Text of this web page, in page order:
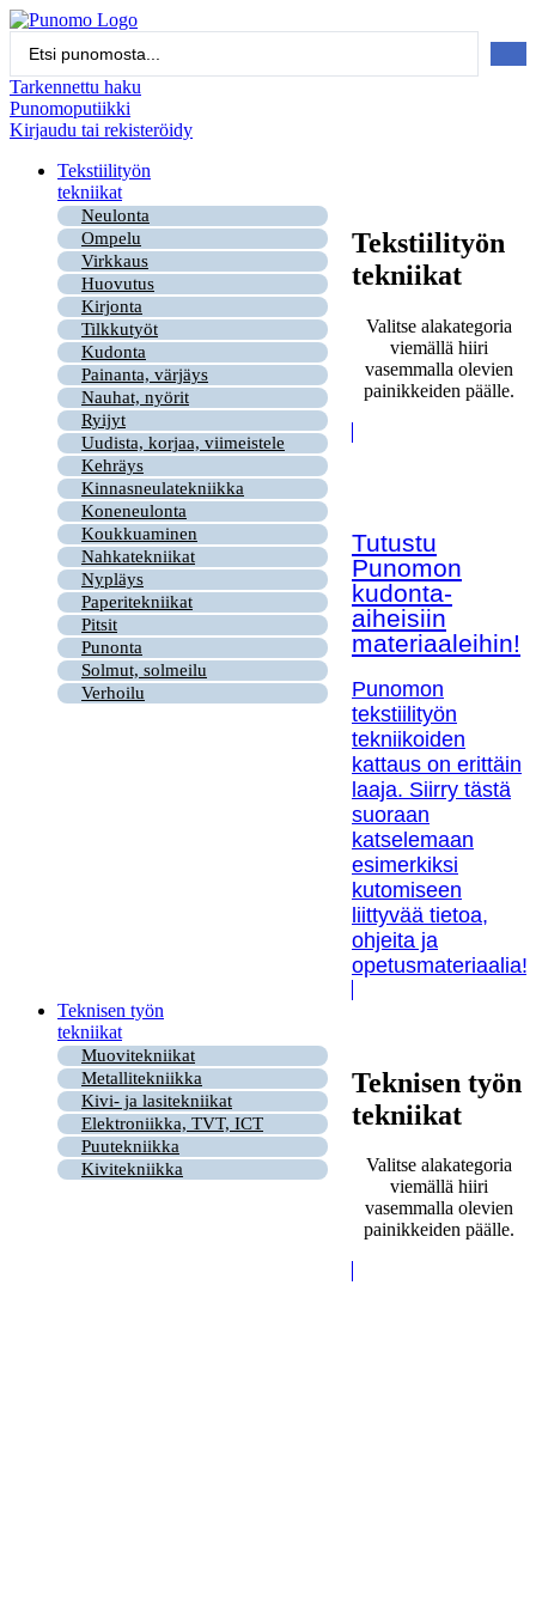
Mene
Tarkennettu haku
Punomoputiikki
Kirjaudu tai rekisteröidy
Tekstiilityön
tekniikat
Neulonta
Ompelu
Virkkaus
Huovutus
Kirjonta
Tilkkutyöt
Kudonta
Painanta, värjäys
Nauhat, nyörit
Ryijyt
Uudista, korjaa, viimeistele
Kehräys
Kinnasneulatekniikka
Koneneulonta
Koukkuaminen
Nahkatekniikat
Nypläys
Paperitekniikat
Pitsit
Punonta
Solmut, solmeilu
Verhoilu
Tekstiilityön
tekniikat
Valitse alakategoria
viemällä hiiri
vasemmalla olevien
painikkeiden päälle.
Tutustu
Punomon
kudonta-
aiheisiin
materiaaleihin!
Punomon
tekstiilityön
tekniikoiden
kattaus on erittäin
laaja. Siirry tästä
suoraan
katselemaan
esimerkiksi
kutomiseen
liittyvää tietoa,
ohjeita ja
opetusmateriaalia!
Teknisen työn
tekniikat
Muovitekniikat
Metallitekniikka
Kivi- ja lasitekniikat
Elektroniikka, TVT, ICT
Puutekniikka
Kivitekniikka
Teknisen työn
tekniikat
Valitse alakategoria
viemällä hiiri
vasemmalla olevien
painikkeiden päälle.